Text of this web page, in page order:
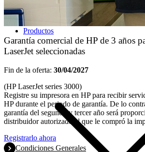
Productos
Garantía comercial de HP de 3 años
LaserJet seleccionadas
Fin de la oferta: 30/04/2027
(HP LaserJet series 3000)
Registre su impresora en HP para recibir
HP durante el periodo de garantía. De lo
garantía del segundo y tercer año será
distribuidor autorizado al que le compró la
Registrarlo ahora
Condiciones Generales